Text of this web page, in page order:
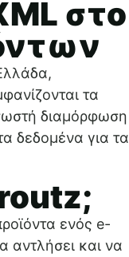
στο
τα
διαμόρφωση
δεδομένα για τα
ενός e-
αντλήσει και να